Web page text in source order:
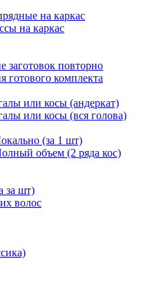
на каркас
на каркас
повторно
комплекта
или косы (андеркат)
или косы (вся голова)
(за 1 шт)
объем (2 ряда кос)
за шт)
волос